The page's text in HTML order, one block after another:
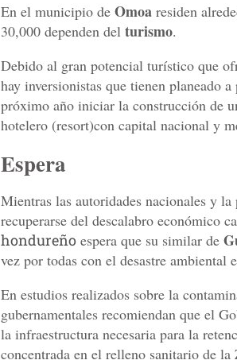
En el municipio de Omoa residen
30,000 dependen del turismo.
Debido al gran potencial turístico que
hay inversionistas que tienen planeado
próximo año iniciar la construcción de
hotelero (resort)con capital nacional y
Espera
Mientras las autoridades nacionales y la
recuperarse del descalabro económico
hondureño espera que su similar de
vez por todas con el desastre ambiental
En estudios realizados sobre la
gubernamentales recomiendan que el
la infraestructura necesaria para la
concentrada en el relleno sanitario de la